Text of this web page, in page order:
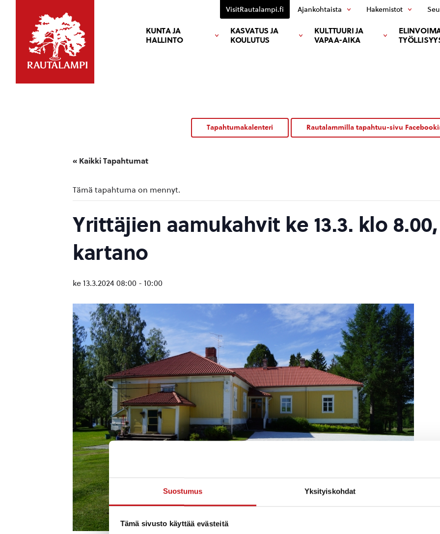
Suostumus Yksityiskohdat
Tämä sivusto käyttää evästeitä
KUNTA JA
HALLINTO
KASVATUS JA
KOULUTUS
KULTTUURI JA
VAPAA-AIKA
VisitRautalampi.fi Ajankohtaista Hakemistot
Tapahtumakalenteri Rautalammilla tapahtuu-sivu
« Kaikki Tapahtumat
Tämä tapahtuma on mennyt.
Yrittäjien aamukahvit ke 13.3. klo
kartano
ke 13.3.2024 08:00 - 10:00